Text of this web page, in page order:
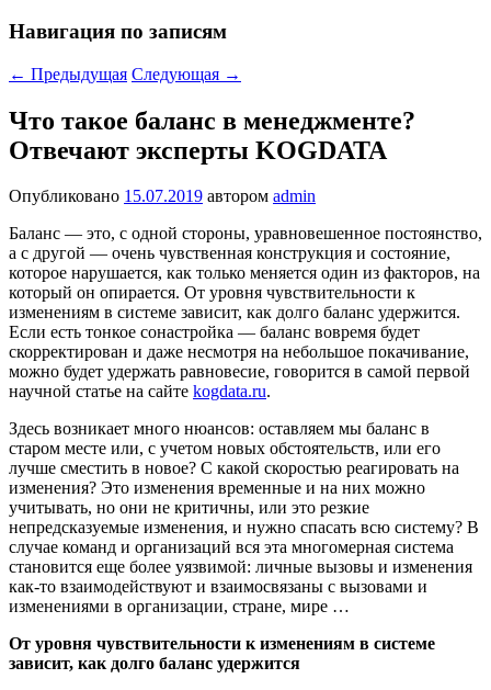
Навигация по записям
← Предыдущая Следующая →
Что такое баланс в менеджменте?
Отвечают эксперты KOGDATA
Опубликовано 15.07.2019 автором admin
Баланс — это, с одной стороны, уравновешенное постоянство,
а с другой — очень чувственная конструкция и состояние,
которое нарушается, как только меняется один из факторов, на
который он опирается. От уровня чувствительности к
изменениям в системе зависит, как долго баланс удержится.
Если есть тонкое сонастройка — баланс вовремя будет
скорректирован и даже несмотря на небольшое покачивание,
можно будет удержать равновесие, говорится в самой первой
научной статье на сайте kogdata.ru.
Здесь возникает много нюансов: оставляем мы баланс в
старом месте или, с учетом новых обстоятельств, или его
лучше сместить в новое? С какой скоростью реагировать на
изменения? Это изменения временные и на них можно
учитывать, но они не критичны, или это резкие
непредсказуемые изменения, и нужно спасать всю систему? В
случае команд и организаций вся эта многомерная система
становится еще более уязвимой: личные вызовы и изменения
как-то взаимодействуют и взаимосвязаны с вызовами и
изменениями в организации, стране, мире …
От уровня чувствительности к изменениям в системе
зависит, как долго баланс удержится